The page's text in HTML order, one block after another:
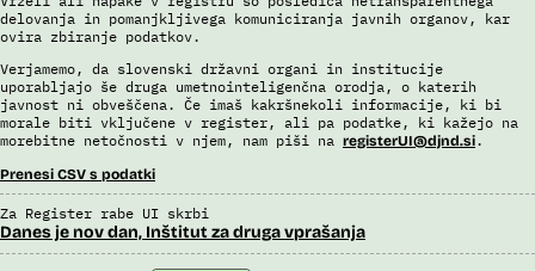
delovanja in pomanjkljivega komuniciranja javnih organov, kar
ovira zbiranje podatkov.
Verjamemo, da slovenski državni organi in institucije
uporabljajo še druga umetnointeligenčna orodja, o katerih
javnost ni obveščena. Če imaš kakršnekoli informacije, ki bi
morale biti vključene v register, ali pa podatke, ki kažejo na
morebitne netočnosti v njem, nam piši na registerUI@djnd.si.
Prenesi CSV s podatki
Za Register rabe UI skrbi
Danes je nov dan, Inštitut za druga vprašanja